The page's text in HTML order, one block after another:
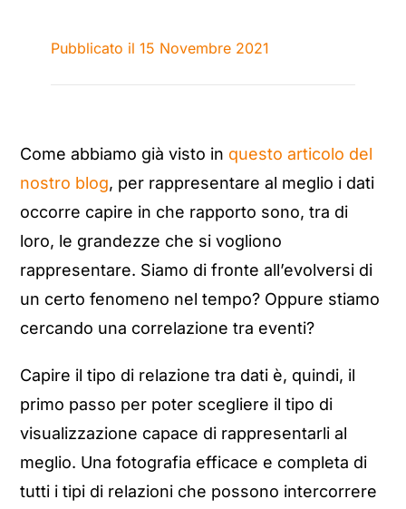
Pubblicato il 15 Novembre 2021
Come abbiamo già visto in questo articolo del
nostro blog, per rappresentare al meglio i dati
occorre capire in che rapporto sono, tra di
loro, le grandezze che si vogliono
rappresentare. Siamo di fronte all’evolversi di
un certo fenomeno nel tempo? Oppure stiamo
cercando una correlazione tra eventi?
Capire il tipo di relazione tra dati è, quindi, il
primo passo per poter scegliere il tipo di
visualizzazione capace di rappresentarli al
meglio. Una fotografia efficace e completa di
tutti i tipi di relazioni che possono intercorrere